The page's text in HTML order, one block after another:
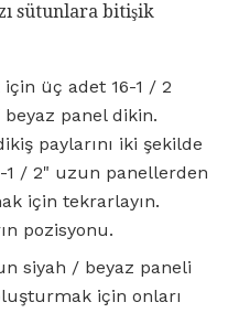
sütunlara bitişik
üç adet 16-1 / 2
panel dikin.
paylarını iki şekilde
1 / 2" uzun panellerden
için tekrarlayın.
pozisyonu.
siyah / beyaz paneli
için onları